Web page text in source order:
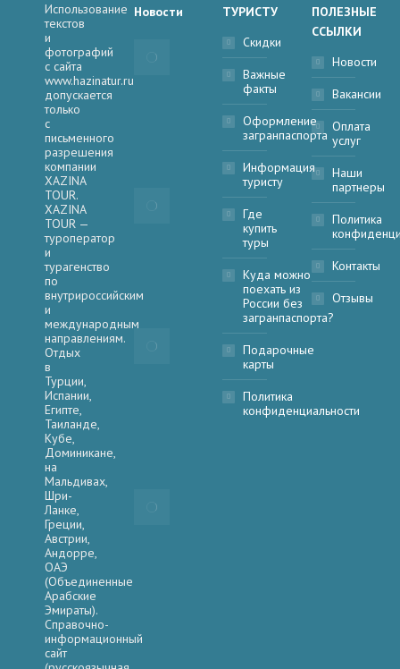
Использование
текстов
и
фотографий
с сайта
www.hazinatur.ru
допускается
только
с
письменного
разрешения
компании
XAZINA
TOUR.
XAZINA
TOUR —
туроператор
и
турагенство
по
внутрироссийским
и
международным
направлениям.
Отдых
в
Турции,
Испании,
Египте,
Таиланде,
Кубе,
Доминикане,
на
Мальдивах,
Шри-
Ланке,
Греции,
Австрии,
Андорре,
ОАЭ
(Объединенные
Арабские
Эмираты).
Справочно-
информационный
сайт
Новости
Российские
туристы
активно
выбирают
Узбекистан в
качестве
туристического
направления
2 апреля, 2026
Сиразетдинов
поздравил с
Рамадан
18 февраля,
Хазина
в туризме
всегда!
ТУРИСТУ
Скидки
Важные
факты
Оформление
загранпаспорта
Информация
туристу
Где
купить
туры
Куда можно
поехать из
России без
загранпаспорта?
Подарочные
карты
Политика
конфиденциальности
ПОЛЕЗНЫЕ
ССЫЛКИ
Новости
Вакансии
Оплата
услуг
Наши
партнеры
Политика
Контакты
Отзывы